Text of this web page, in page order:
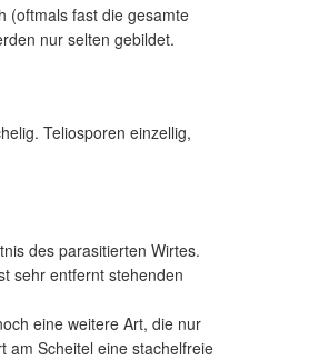
(oftmals fast die gesamte
nur selten gebildet.
Teliosporen einzellig,
des parasitierten Wirtes.
sehr entfernt stehenden
eine weitere Art, die nur
am Scheitel eine stachelfreie